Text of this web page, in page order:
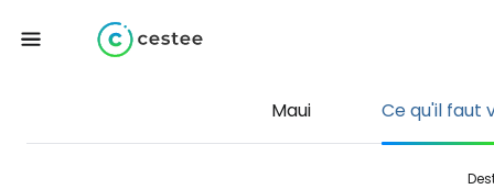
Maui Ce qu'il faut